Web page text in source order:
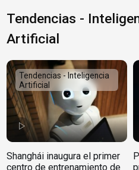
Tendencias -
Artificial
Tendencias - Inteligencia
Artificial
Shanghái inaugura el primer
centro de entrenamiento de